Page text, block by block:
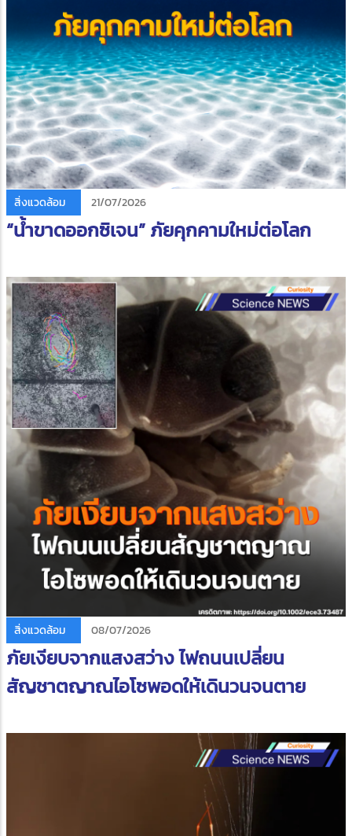
สิ่งแวดล้อม 21/07/2026
“น้ำขาดออกซิเจน” ภัยคุกคามใหม่ต่อโลก
สิ่งแวดล้อม 08/07/2026
ภัยเงียบจากแสงสว่าง ไฟถนนเปลี่ยน
สัญชาตญาณไอโซพอดให้เดินวนจนตาย